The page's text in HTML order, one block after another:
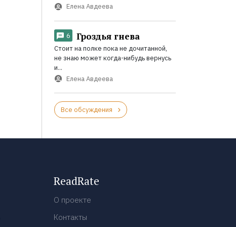
Елена Авдеева
6 Гроздья гнева
Стоит на полке пока не дочитанной,
не знаю может когда-нибудь вернусь
и...
Елена Авдеева
Все обсуждения
ReadRate
О проекте
Контакты